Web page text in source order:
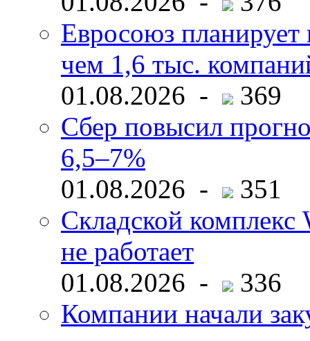
Евросоюз планирует
чем 1,6 тыс.
01.08.2026 -
369
Сбер повысил
6,5–7%
01.08.2026 -
351
Складской комплекс
не работает
01.08.2026 -
336
Компании начали